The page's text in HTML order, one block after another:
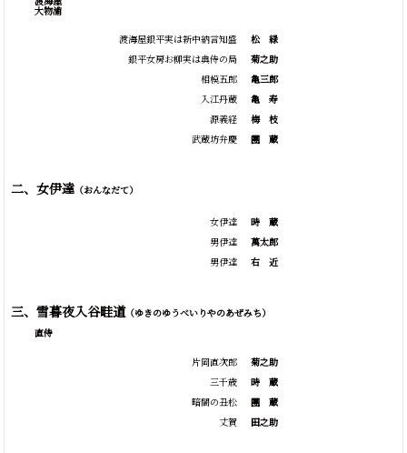
大物浦
渡海屋銀平実は新中納言知盛
銀平女房お柳実は典侍の局
相模五郎
入江丹蔵
源義経
武蔵坊弁慶
松
緑
菊之助
亀三郎
亀
寿
梅
枝
團
蔵
二、女伊達（おんなだて）
女伊達
男伊達
男伊達
時
蔵
萬太郎
右
近
三、雪暮夜入谷畦道（ゆきのゆうべいりやのあぜみち）
直侍
片岡直次郎
三千歳
暗闇の丑松
丈賀
菊之助
時
蔵
團
蔵
田之助